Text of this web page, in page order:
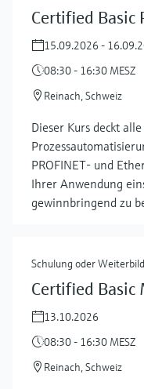
Certified Basic
15.09.2026 -
08:30 - 16:30 MESZ
Reinach, Schweiz
Dieser Kurs deckt
PROFINET- und
Ihrer Anwendung
gewinnbringend zu
Schulung oder
Certified Basic
13.10.2026
08:30 - 16:30 MESZ
Reinach, Schweiz